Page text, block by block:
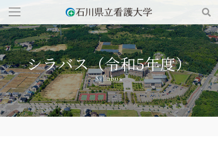
シラバス（令和5年度）
Syllabus